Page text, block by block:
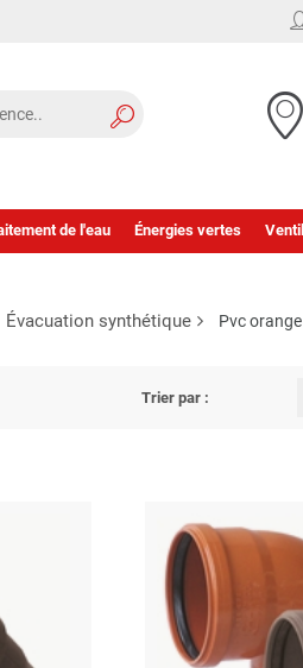
de l'eau Énergies vertes
Évacuation synthétique Pvc orange
Trier par :